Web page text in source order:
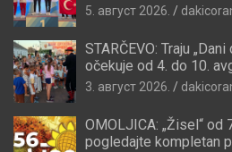
5. август 2026.
STARČEVO: Traju
očekuje od 4. do 10.
3. август 2026.
OMOLJICA: „Žisel“ od
pogledajte kompletan